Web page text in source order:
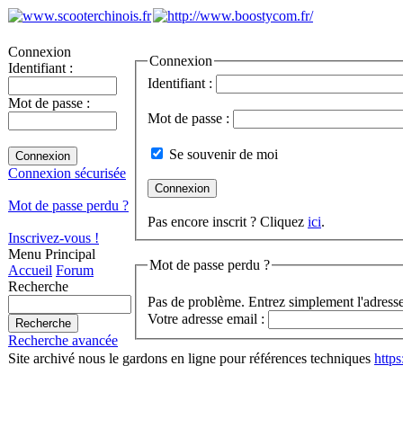
Connexion
Identifiant :
Mot de passe :
Connexion sécurisée
Mot de passe perdu ?
Inscrivez-vous !
Menu Principal
Accueil Forum
Recherche
Recherche avancée
Connexion
Identifiant :
Mot de passe :
Se souvenir de moi
Pas encore inscrit ? Cliquez ici.
Mot de passe perdu ?
Pas de problème. Entrez simplement
Votre adresse email :
Site archivé nous le gardons en ligne pour références techniques